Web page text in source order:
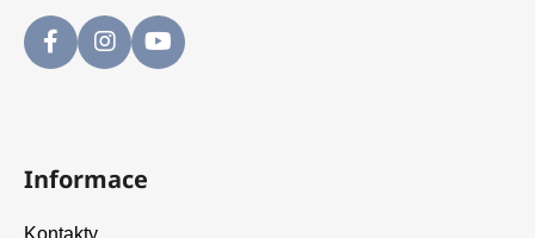
Informace
Kontakty